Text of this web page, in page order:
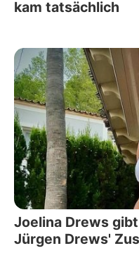
kam tatsächlich
Joelina Drews
Jürgen Drews'